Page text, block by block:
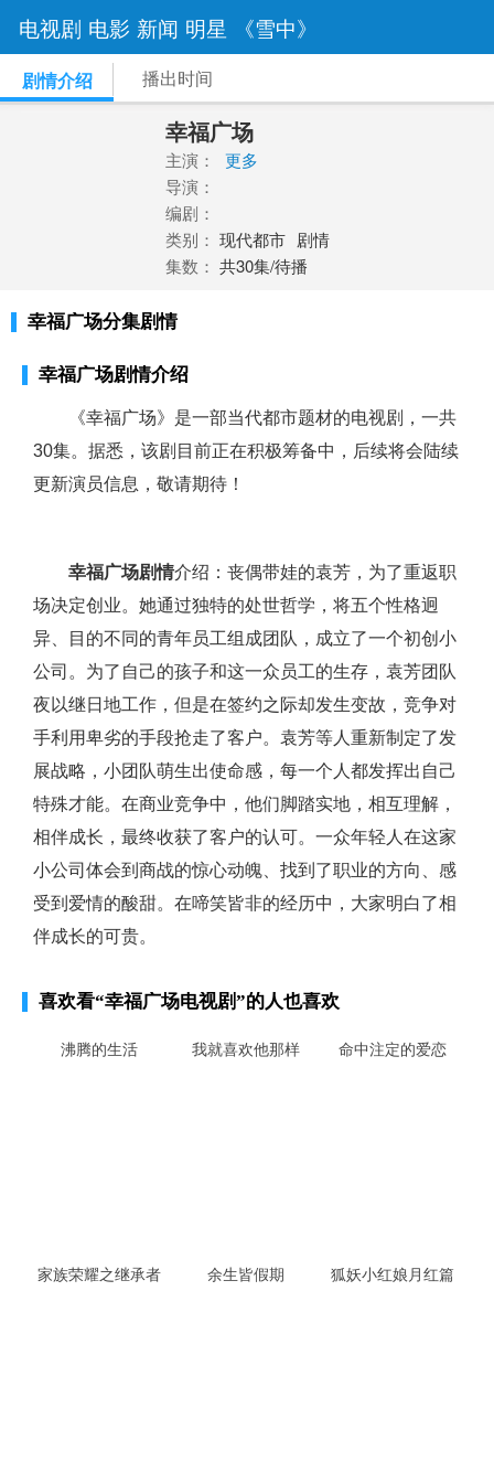
电视剧 电影 新闻 明星 《雪中》
剧情介绍 播出时间
幸福广场
主演：
更多
导演：
编剧：
类别： 现代都市 剧情
集数： 共30集/待播
幸福广场分集剧情
幸福广场剧情介绍
《幸福广场》是一部当代都市题材的电视剧，一共
30集。据悉，该剧目前正在积极筹备中，后续将会陆续
更新演员信息，敬请期待！
幸福广场剧情介绍：丧偶带娃的袁芳，为了重返职
场决定创业。她通过独特的处世哲学，将五个性格迥
异、目的不同的青年员工组成团队，成立了一个初创小
公司。为了自己的孩子和这一众员工的生存，袁芳团队
夜以继日地工作，但是在签约之际却发生变故，竞争对
手利用卑劣的手段抢走了客户。袁芳等人重新制定了发
展战略，小团队萌生出使命感，每一个人都发挥出自己
特殊才能。在商业竞争中，他们脚踏实地，相互理解，
相伴成长，最终收获了客户的认可。一众年轻人在这家
小公司体会到商战的惊心动魄、找到了职业的方向、感
受到爱情的酸甜。在啼笑皆非的经历中，大家明白了相
伴成长的可贵。
喜欢看“幸福广场电视剧”的人也喜欢
沸腾的生活 我就喜欢他那样 命中注定的爱恋
家族荣耀之继承者 余生皆假期 狐妖小红娘月红篇